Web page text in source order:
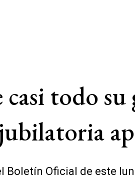
todo
Oficial de este